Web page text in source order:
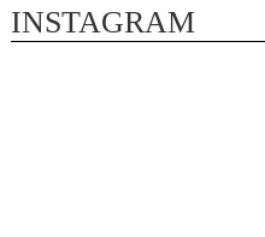
INSTAGRAM